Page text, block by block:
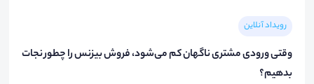
رویداد آنلاین
وقتی ورودی مشتری ناگهان کم می‌شود، فروش بیزنس را چطور نجات
بدهیم؟